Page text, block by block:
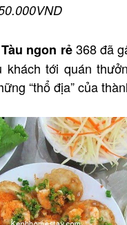
ngon rẻ368 đã
khách tới quán
“thổ địa” của